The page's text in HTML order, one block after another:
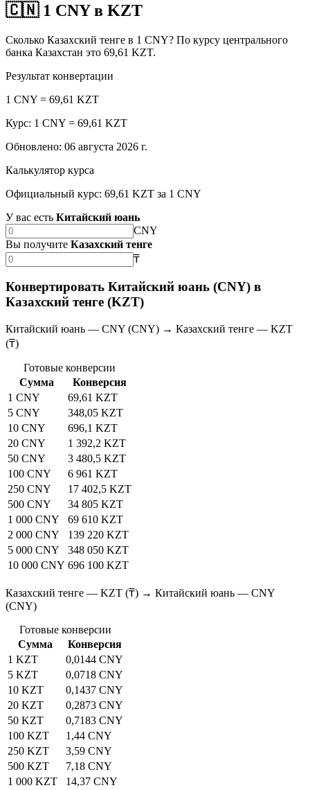
🇨🇳 1 CNY в KZT
Сколько Казахский тенге в 1 CNY? По курсу центрального
банка Казахстан это 69,61 KZT.
Результат конвертации
1 CNY = 69,61 KZT
Курс: 1 CNY = 69,61 KZT
Обновлено: 06 августа 2026 г.
Калькулятор курса
Официальный курс: 69,61 KZT за 1 CNY
У вас есть Китайский юань
CNY
Вы получите Казахский тенге
₸
Конвертировать Китайский юань (CNY) в
Казахский тенге (KZT)
Китайский юань — CNY (CNY) → Казахский тенге — KZT
(₸)
Готовые конверсии
Сумма
Конверсия
1 CNY
69,61 KZT
5 CNY
348,05 KZT
10 CNY
696,1 KZT
20 CNY
1 392,2 KZT
50 CNY
3 480,5 KZT
100 CNY
6 961 KZT
250 CNY
17 402,5 KZT
500 CNY
34 805 KZT
1 000 CNY
69 610 KZT
2 000 CNY
139 220 KZT
5 000 CNY
348 050 KZT
10 000 CNY 696 100 KZT
Казахский тенге — KZT (₸) → Китайский юань — CNY
(CNY)
Готовые конверсии
Сумма
Конверсия
1 KZT
0,0144 CNY
5 KZT
0,0718 CNY
10 KZT
0,1437 CNY
20 KZT
0,2873 CNY
50 KZT
0,7183 CNY
100 KZT
1,44 CNY
250 KZT
3,59 CNY
500 KZT
7,18 CNY
1 000 KZT
14,37 CNY